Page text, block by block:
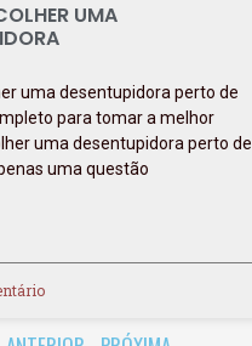
UMA
uma desentupidora perto de
para tomar a melhor
uma desentupidora perto de
uma questão